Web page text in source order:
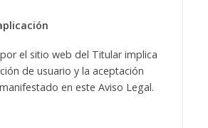
el sitio web del Titular implica
de usuario y la aceptación
en este Aviso Legal.